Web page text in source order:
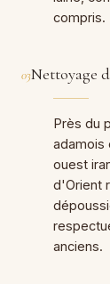
compris.
03Nettoyage
Près du
adamois
ouest
d'Orient
anciens.